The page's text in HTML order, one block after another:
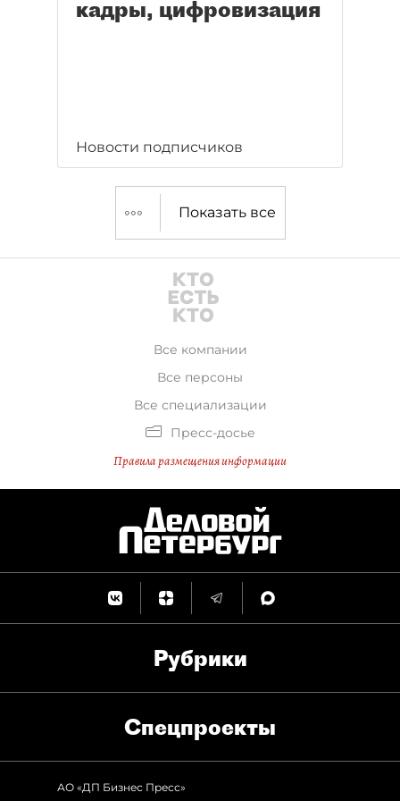
кадры, цифровизация
Новости подписчиков
Показать все
Все компании
Все персоны
Все специализации
Пресс-досье
Правила размещения информации
Рубрики
Спец­проекты
АО «ДП Бизнес Пресс»